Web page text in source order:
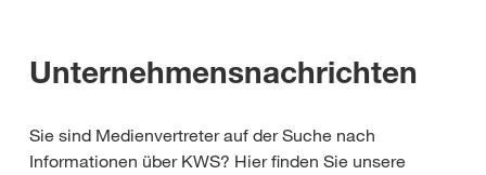
Unternehmensnachrichten
Sie sind Medienvertreter auf der Suche nach
Informationen über KWS? Hier finden Sie unsere